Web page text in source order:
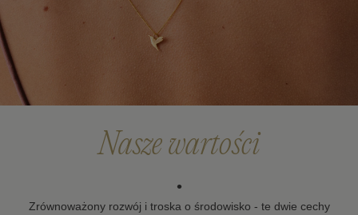
skóry.
Po upływie okresu gwarancji możesz skorzystać z
dokładamy wszelkich starań, aby nasze projekty mogły
towarzyszyć Ci w kolejnych ważnych momentach życia.
Nasze wartości
•
Zrównoważony rozwój i troska o środowisko - te dwie cechy